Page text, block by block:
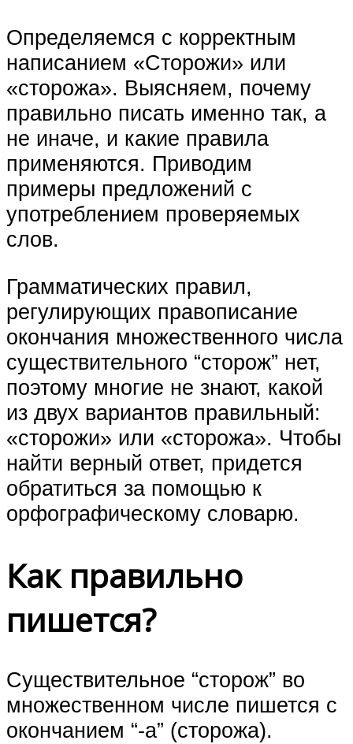
Определяемся с корректным
написанием «Сторожи» или
«сторожа». Выясняем, почему
правильно писать именно так, а
не иначе, и какие правила
применяются. Приводим
примеры предложений с
употреблением проверяемых
слов.
Грамматических правил,
регулирующих правописание
окончания множественного числа
существительного “сторож” нет,
поэтому многие не знают, какой
из двух вариантов правильный:
«сторожи» или «сторожа». Чтобы
найти верный ответ, придется
обратиться за помощью к
орфографическому словарю.
Как правильно
пишется?
Существительное “сторож” во
множественном числе пишется с
окончанием “-а” (сторожа).